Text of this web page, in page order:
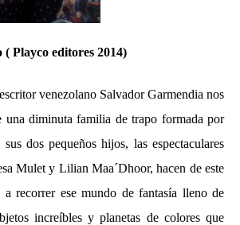
( Playco editores 2014)
venezolano Salvador Garmendia nos
una diminuta familia de trapo formada por
dos pequeños hijos, las espectaculares
Mulet y Lilian Maa´Dhoor, hacen de este
recorrer ese mundo de fantasía lleno de
increíbles y planetas de colores que